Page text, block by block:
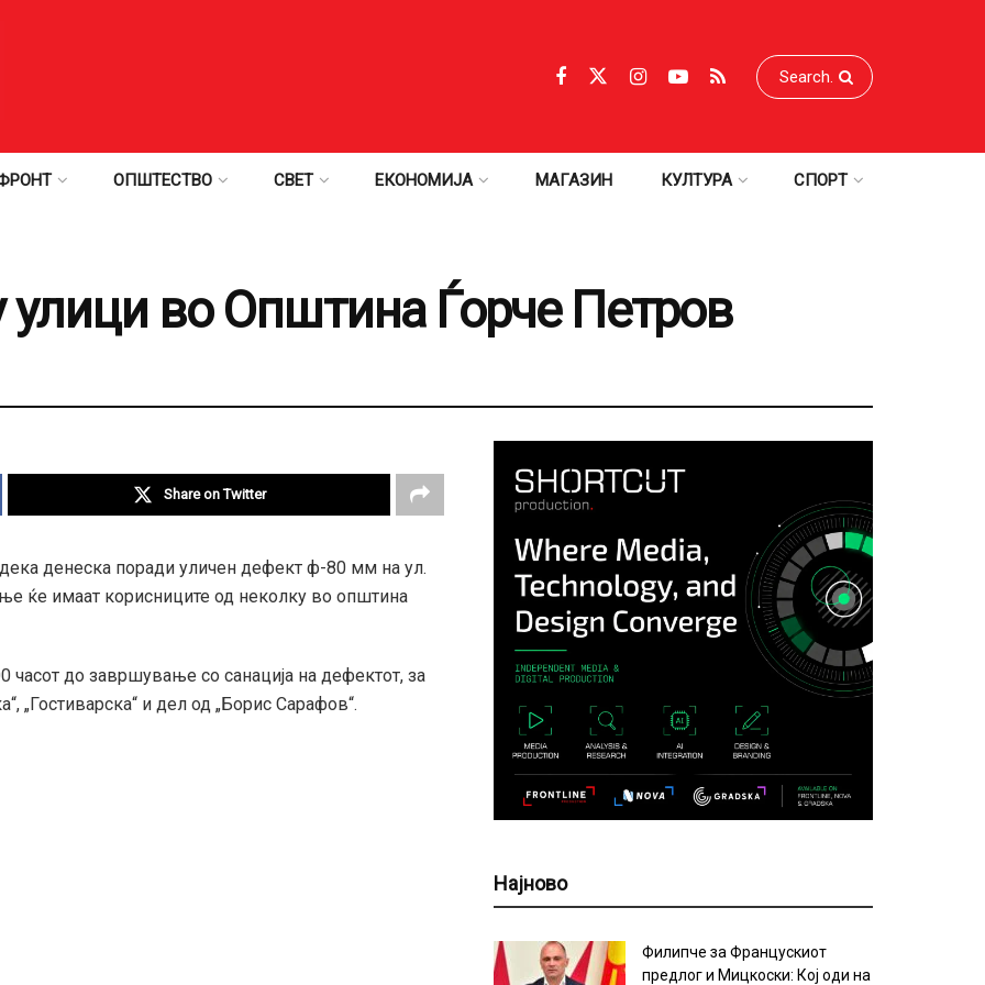
ОПШТЕСТВО СВЕТ ЕКОНОМИЈА МАГАЗИН КУЛТУРА СПОРТ
улици во Општина Ѓорче Петров
Share on Twitter
денеска поради уличен дефект ф-80 мм на ул.
ќе имаат корисниците од неколку во општина
до завршување со санација на дефектот, за
„Гостиварска“ и дел од „Борис Сарафов“.
Најново
Филипче за Францускиот
предлог и Мицкоски: Кој оди на